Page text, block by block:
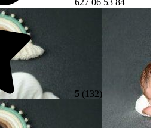
5 (132)